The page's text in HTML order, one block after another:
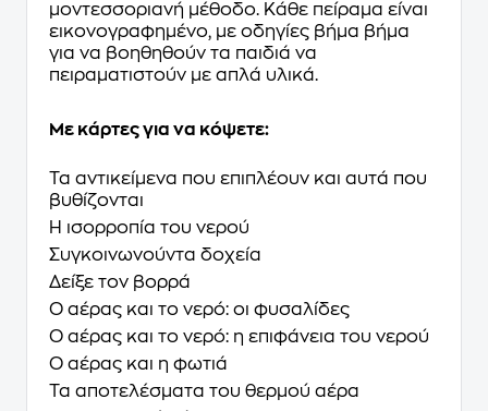
μοντεσσοριανή μέθοδο. Κάθε πείραμα είναι
εικονογραφημένο, με οδηγίες βήμα βήμα
για να βοηθηθούν τα παιδιά να
πειραματιστούν με απλά υλικά.
Με κάρτες για να κόψετε:
Τα αντικείμενα που επιπλέουν και αυτά που
βυθίζονται
Η ισορροπία του νερού
Συγκοινωνούντα δοχεία
Δείξε τον βορρά
Ο αέρας και το νερό: οι φυσαλίδες
Ο αέρας και το νερό: η επιφάνεια του νερού
Ο αέρας και η φωτιά
Τα αποτελέσματα του θερμού αέρα